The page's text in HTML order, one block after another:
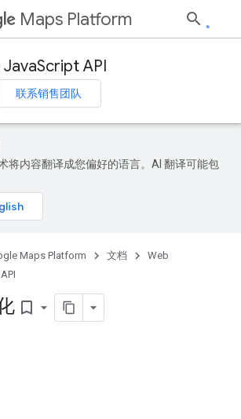
Maps Platform
API
联系销售团队
将内容翻译成您偏好的语言。AI 翻译可能包
Maps Platform 文档
Web
bookmark_border